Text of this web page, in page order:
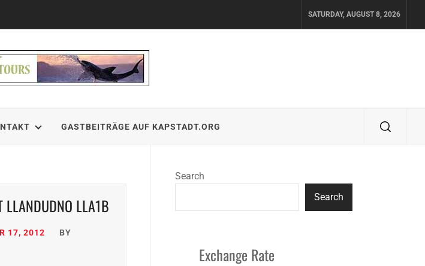
SATURDAY, AUGUST 8, 2026
GASTBEITRÄGE AUF KAPSTADT.ORG
LLANDUDNO LLA1B
17, 2012
BY
Search
Search
Exchange Rate